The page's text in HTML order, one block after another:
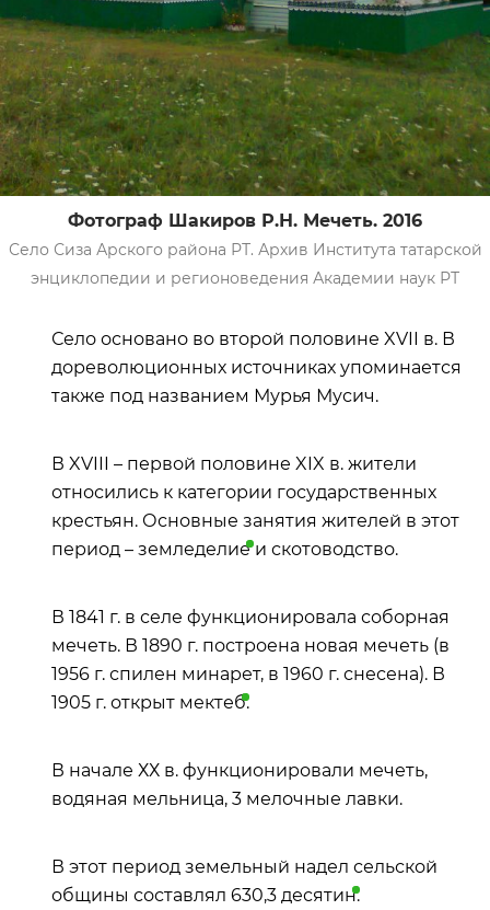
Фотограф Шакиров Р.Н. Мечеть. 2016
Село Сиза Арского района РТ. Архив Института татарской
энциклопедии и регионоведения Академии наук РТ
Село основано во второй половине XVII в. В
дореволюционных источниках упоминается
также под названием Мурья Мусич.
В XVIII – первой половине XIX в. жители
относились к категории государственных
крестьян. Основные занятия жителей в этот
период – земледелиеи скотоводство.
В 1841 г. в селе функционировала соборная
мечеть. В 1890 г. построена новая мечеть (в
1956 г. спилен минарет, в 1960 г. снесена). В
1905 г. открыт мектеб.
В начале ХХ в. функционировали мечеть,
водяная мельница, 3 мелочные лавки.
В этот период земельный надел сельской
общины составлял 630,3 десятин.